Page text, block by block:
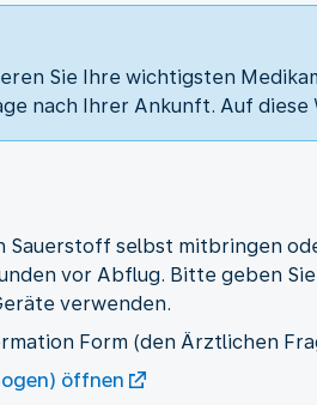
Sie Ihre wichtigsten
nach Ihrer Ankunft. Auf diese
Sauerstoff selbst mitbringen
vor Abflug. Bitte geben Sie
verwenden.
Form (den Ärztlichen
öffnen